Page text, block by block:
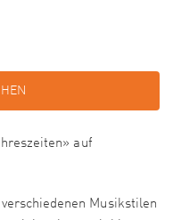
auf
Musikstilen